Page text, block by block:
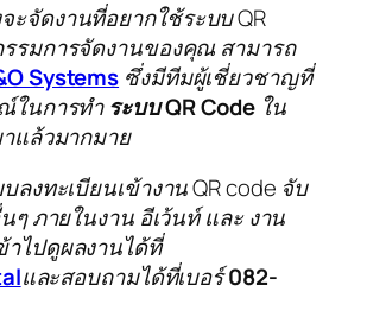
ะจัดงานที่อยากใช้ระบบ QR
รมการจัดงานของคุณ สามารถ
Systems ซึ่งมีทีมผู้เชี่ยวชาญที่
ในการทำระบบ QR Code ใน
แล้วมากมาย
ลงทะเบียนเข้างาน QR code จับ
ๆ ภายในงาน อีเว้นท์ และ งาน
าไปดูผลงานได้ที่
และสอบถามได้ที่เบอร์082-